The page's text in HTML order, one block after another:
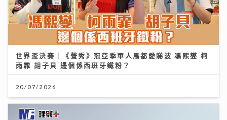
世界盃決賽｜《聲秀》冠亞季軍人馬都愛睇波 馮熙燮 柯
雨霏 胡子貝 邊個係西班牙鐵粉？
20/07/2026